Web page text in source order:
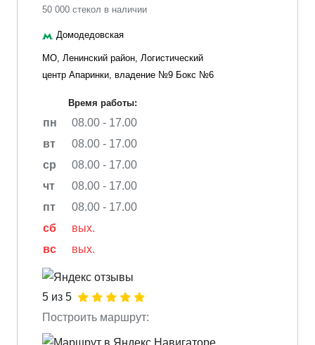
50 000 стекол в наличии
Домодедовская
МО, Ленинский район, Логистический
центр Апаринки, владение №9 Бокс №6
Время работы:
пн
08.00 - 17.00
вт
08.00 - 17.00
ср
08.00 - 17.00
чт
08.00 - 17.00
пт
08.00 - 17.00
сб
вых.
вс
вых.
5 из 5
Построить маршрут: